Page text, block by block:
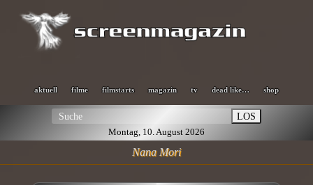
aktuell filme filmstarts magazin tv dead like… shop
LOS
Montag, 10. August 2026
Nana Mori